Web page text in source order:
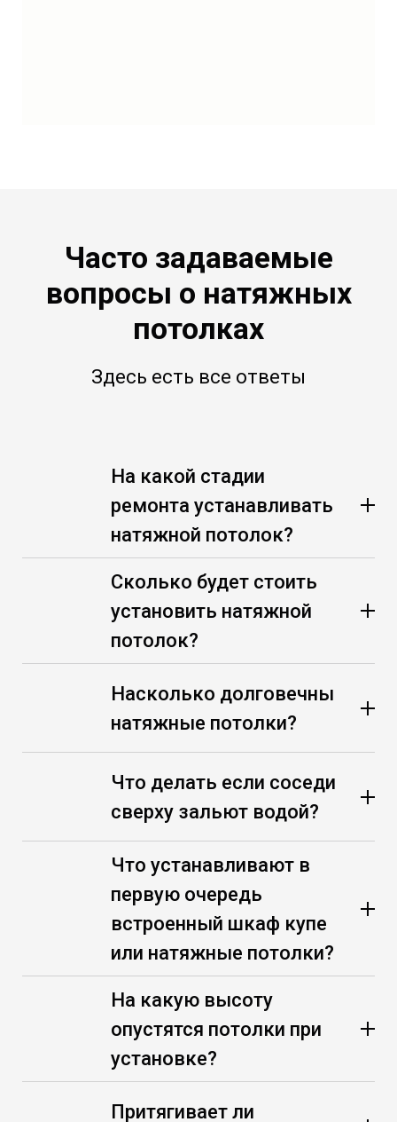
Часто задаваемые
вопросы о натяжных
потолках
Здесь есть все ответы
На какой стадии
ремонта устанавливать
натяжной потолок?
Сколько будет стоить
установить натяжной
потолок?
Насколько долговечны
натяжные потолки?
Что делать если соседи
сверху зальют водой?
Что устанавливают в
первую очередь
встроенный шкаф купе
или натяжные потолки?
На какую высоту
опустятся потолки при
установке?
Притягивает ли